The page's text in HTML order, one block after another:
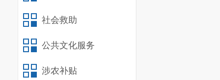
社会救助
公共文化服务
涉农补贴